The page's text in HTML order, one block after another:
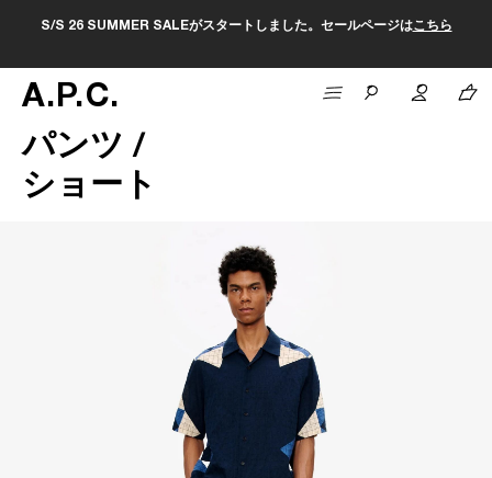
S/S 26 SUMMER SALEがスタートしました。セールページはこちら
A.P.C.
パンツ /
ショート